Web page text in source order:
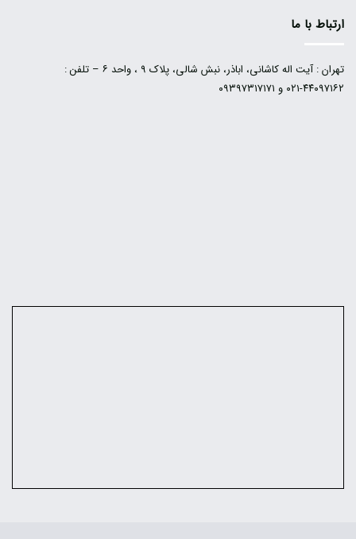
ارتباط با ما
تهران : آیت اله کاشانی، اباذر، نبش شالی، پلاک ۹ ، واحد ۶ – تلفن :
۴۴۰۹۷۱۶۲-۰۲۱ و ۰۹۳۹۷۳۱۷۱۷۱